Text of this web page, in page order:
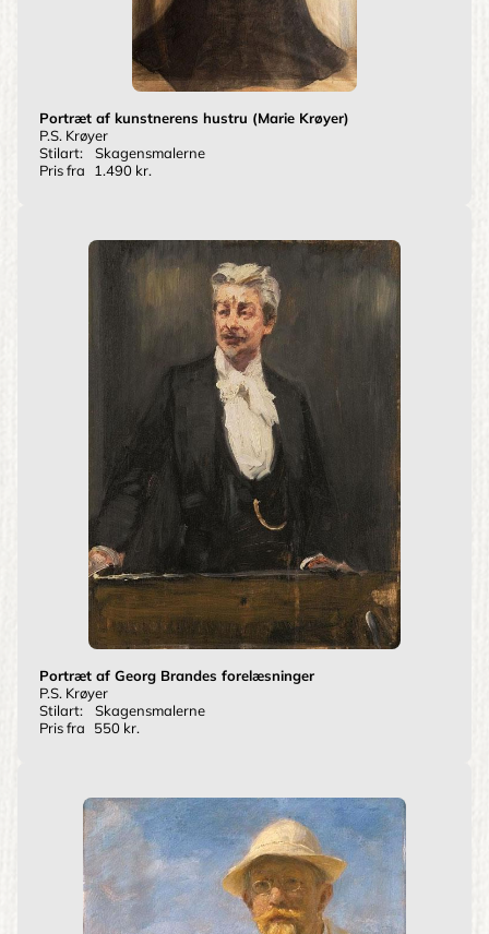
Portræt af kunstnerens hustru (Marie Krøyer)
P.S. Krøyer
Stilart:
Skagensmalerne
Pris fra
1.490 kr.
Portræt af Georg Brandes forelæsninger
P.S. Krøyer
Stilart:
Skagensmalerne
Pris fra
550 kr.